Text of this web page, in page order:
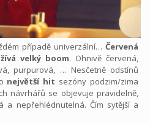
případě univerzální… Červená
velký boom. Ohnivě červená,
purpurová, … Nesčetně odstínů
největší hit sezóny podzim/zima
návrhářů se objevuje pravidelně,
a nepřehlédnutelná. Čím sytější a